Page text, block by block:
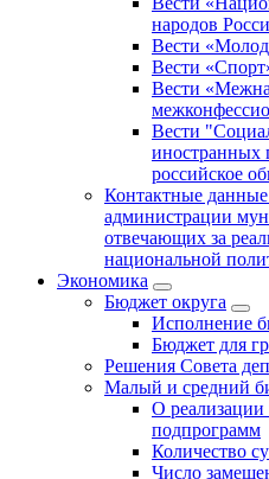
народов
Вести
Вести
Вести
Вести
иностранных
российское
Контактные
администрации
отвечающих за
национальной
Экономика
Бюджет округa
Исполнение
Бюджет для
Решения Совета
Малый и средний
О
подпрограмм
Количество
Число